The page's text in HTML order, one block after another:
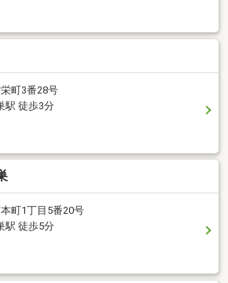
町3番28号
駅 徒歩3分
町1丁目5番20号
駅 徒歩5分